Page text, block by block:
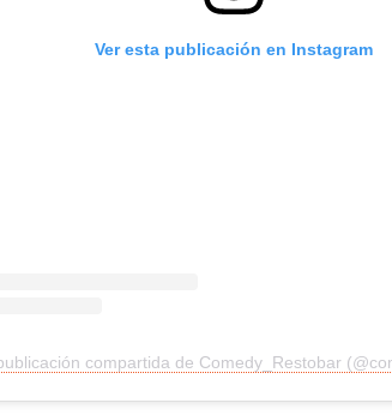
Ver esta publicación en Instagram
compartida de Comedy_Restobar